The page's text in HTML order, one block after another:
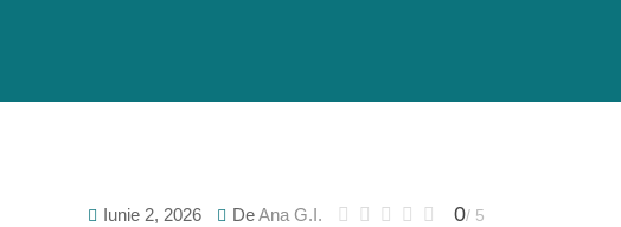
Iunie 2, 2026 DeAna G.I. 0/ 5